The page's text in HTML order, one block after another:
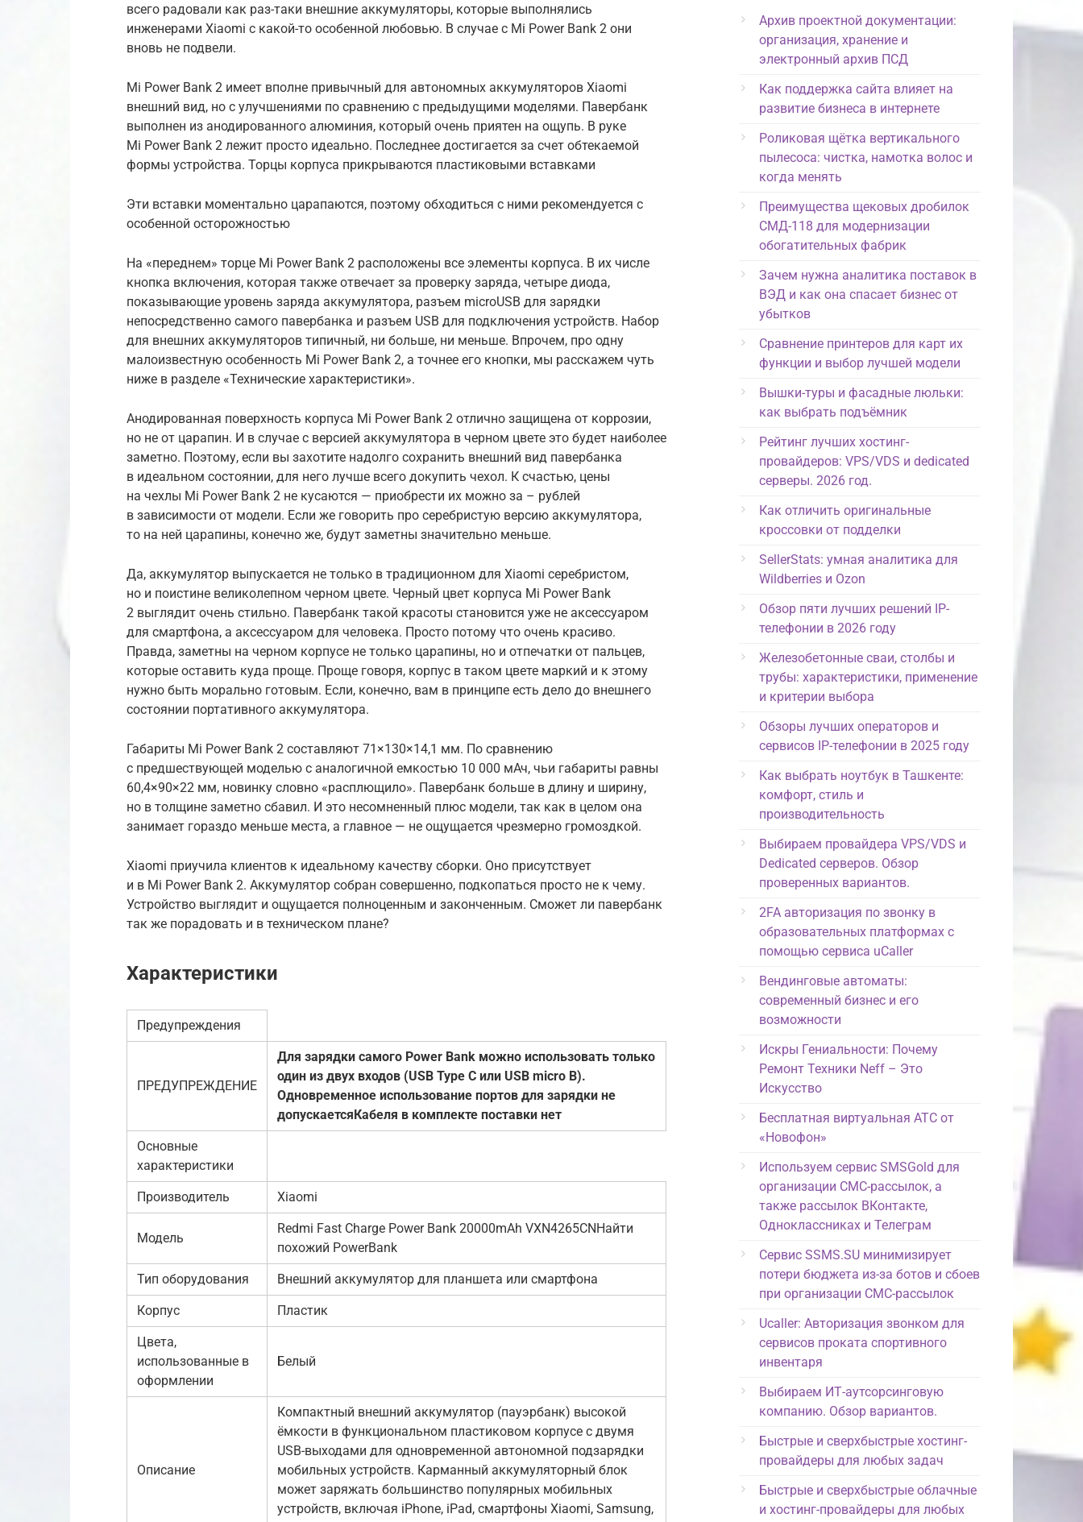
всего радовали как раз-таки внешние аккумуляторы, которые выполнялись
инженерами Xiaomi с какой-то особенной любовью. В случае с Mi Power Bank 2 они
вновь не подвели.
Mi Power Bank 2 имеет вполне привычный для автономных аккумуляторов Xiaomi
внешний вид, но с улучшениями по сравнению с предыдущими моделями. Павербанк
выполнен из анодированного алюминия, который очень приятен на ощупь. В руке
Mi Power Bank 2 лежит просто идеально. Последнее достигается за счет обтекаемой
формы устройства. Торцы корпуса прикрываются пластиковыми вставками
Эти вставки моментально царапаются, поэтому обходиться с ними рекомендуется с
особенной осторожностью
На «переднем» торце Mi Power Bank 2 расположены все элементы корпуса. В их числе
кнопка включения, которая также отвечает за проверку заряда, четыре диода,
показывающие уровень заряда аккумулятора, разъем microUSB для зарядки
непосредственно самого павербанка и разъем USB для подключения устройств. Набор
для внешних аккумуляторов типичный, ни больше, ни меньше. Впрочем, про одну
малоизвестную особенность Mi Power Bank 2, а точнее его кнопки, мы расскажем чуть
ниже в разделе «Технические характеристики».
Анодированная поверхность корпуса Mi Power Bank 2 отлично защищена от коррозии,
но не от царапин. И в случае с версией аккумулятора в черном цвете это будет наиболее
заметно. Поэтому, если вы захотите надолго сохранить внешний вид павербанка
в идеальном состоянии, для него лучше всего докупить чехол. К счастью, цены
на чехлы Mi Power Bank 2 не кусаются — приобрести их можно за – рублей
в зависимости от модели. Если же говорить про серебристую версию аккумулятора,
то на ней царапины, конечно же, будут заметны значительно меньше.
Да, аккумулятор выпускается не только в традиционном для Xiaomi серебристом,
но и поистине великолепном черном цвете. Черный цвет корпуса Mi Power Bank
2 выглядит очень стильно. Павербанк такой красоты становится уже не аксессуаром
для смартфона, а аксессуаром для человека. Просто потому что очень красиво.
Правда, заметны на черном корпусе не только царапины, но и отпечатки от пальцев,
которые оставить куда проще. Проще говоря, корпус в таком цвете маркий и к этому
нужно быть морально готовым. Если, конечно, вам в принципе есть дело до внешнего
состоянии портативного аккумулятора.
Габариты Mi Power Bank 2 составляют 71×130×14,1 мм. По сравнению
с предшествующей моделью с аналогичной емкостью 10 000 мАч, чьи габариты равны
60,4×90×22 мм, новинку словно «расплющило». Павербанк больше в длину и ширину,
но в толщине заметно сбавил. И это несомненный плюс модели, так как в целом она
занимает гораздо меньше места, а главное — не ощущается чрезмерно громоздкой.
Xiaomi приучила клиентов к идеальному качеству сборки. Оно присутствует
и в Mi Power Bank 2. Аккумулятор собран совершенно, подкопаться просто не к чему.
Устройство выглядит и ощущается полноценным и законченным. Сможет ли павербанк
так же порадовать и в техническом плане?
Характеристики
Предупреждения
ПРЕДУПРЕЖДЕНИЕ
Для зарядки самого Power Bank можно использовать только
один из двух входов (USB Type C или USB micro B).
Одновременное использование портов для зарядки не
допускаетсяКабеля в комплекте поставки нет
Основные
характеристики
Производитель Xiaomi
Модель
Redmi Fast Charge Power Bank 20000mAh VXN4265CNНайти
похожий PowerBank
Тип оборудования Внешний аккумулятор для планшета или смартфона
Корпус Пластик
Цвета,
использованные в
оформлении
Белый
Описание
Компактный внешний аккумулятор (пауэрбанк) высокой
ёмкости в функциональном пластиковом корпусе с двумя
USB-выходами для одновременной автономной подзарядки
мобильных устройств. Карманный аккумуляторный блок
может заряжать большинство популярных мобильных
устройств, включая iPhone, iPad, смартфоны Xiaomi, Samsung,
Архив проектной документации:
организация, хранение и
электронный архив ПСД
Как поддержка сайта влияет на
развитие бизнеса в интернете
Роликовая щётка вертикального
пылесоса: чистка, намотка волос и
когда менять
Преимущества щековых дробилок
СМД-118 для модернизации
обогатительных фабрик
Зачем нужна аналитика поставок в
ВЭД и как она спасает бизнес от
убытков
Сравнение принтеров для карт их
функции и выбор лучшей модели
Вышки-туры и фасадные люльки:
как выбрать подъёмник
Рейтинг лучших хостинг-
провайдеров: VPS/VDS и dedicated
серверы. 2026 год.
Как отличить оригинальные
кроссовки от подделки
SellerStats: умная аналитика для
Wildberries и Ozon
Обзор пяти лучших решений IP-
телефонии в 2026 году
Железобетонные сваи, столбы и
трубы: характеристики, применение
и критерии выбора
Обзоры лучших операторов и
сервисов IP-телефонии в 2025 году
Как выбрать ноутбук в Ташкенте:
комфорт, стиль и
производительность
Выбираем провайдера VPS/VDS и
Dedicated серверов. Обзор
проверенных вариантов.
2FA авторизация по звонку в
образовательных платформах с
помощью сервиса uCaller
Вендинговые автоматы:
современный бизнес и его
возможности
Искры Гениальности: Почему
Ремонт Техники Neff – Это
Искусство
Бесплатная виртуальная АТС от
«Новофон»
Используем сервис SMSGold для
организации СМС-рассылок, а
также рассылок ВКонтакте,
Одноклассниках и Телеграм
Сервис SSMS.SU минимизирует
потери бюджета из-за ботов и сбоев
при организации СМС-рассылок
Ucaller: Авторизация звонком для
сервисов проката спортивного
инвентаря
Выбираем ИТ-аутсорсинговую
компанию. Обзор вариантов.
Быстрые и сверхбыстрые хостинг-
провайдеры для любых задач
Быстрые и сверхбыстрые облачные
и хостинг-провайдеры для любых